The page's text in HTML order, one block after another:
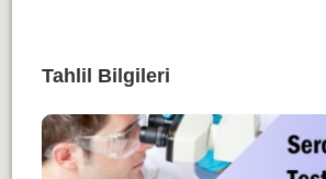
Tahlil Bilgileri